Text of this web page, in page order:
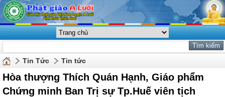
Tin Tức Tin tức
Hòa thượng Thích Quán Hạnh, Giáo phẩm
Chứng minh Ban Trị sự Tp.Huế viên tịch